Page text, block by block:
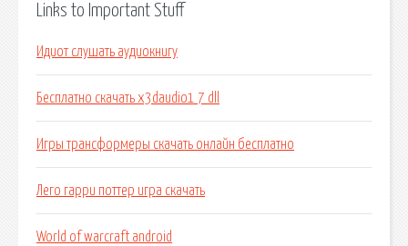
Links to Important Stuff
Идиот слушать аудиокнигу
Бесплатно скачать x3daudio1 7 dll
Игры трансформеры скачать онлайн бесплатно
Лего гарри поттер игра скачать
World of warcraft android